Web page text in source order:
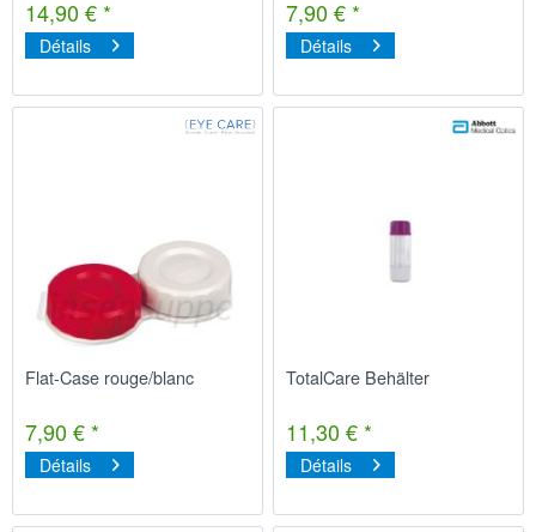
14,90 € *
Détails
7,90 € *
Détails
Flat-Case rouge/blanc
7,90 € *
Détails
TotalCare Behälter
11,30 € *
Détails